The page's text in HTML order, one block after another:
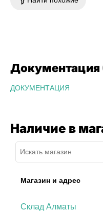
Документация
ДОКУМЕНТАЦИЯ
Наличие в
Магазин и адрес
Склад Алматы